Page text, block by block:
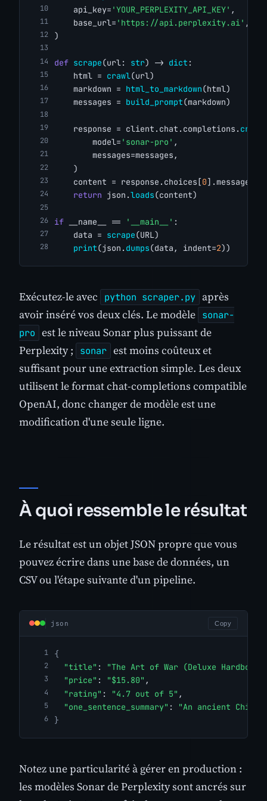
    api_key=
'YOUR_PERPLEXITY_API_KEY' ,
    base_url=
'https://api.perplexity.ai' ,
)
def scrape(url: str) -> dict :
    html =
crawl(url)
    markdown =
html_to_markdown(html)
    messages =
build_prompt(markdown)
    response = client.chat.completions.
        model=
'sonar-pro' ,
        messages=messages,
    )
    content = response.choices[
0
return json.loads(content)
if __name__ == '__main__' :
    data =
scrape(URL)
print(json. dumps(data, indent=2))
Exécutez-le avec python scraper.py après
avoir inséré vos deux clés. Le modèle sonar-
pro est le niveau Sonar plus puissant de
Perplexity ;
sonar est moins coûteux et
suffisant pour une extraction simple. Les deux
utilisent le format chat-completions compatible
OpenAI, donc changer de modèle est une
modification d'une seule ligne.
À quoi ressemble le résultat
Le résultat est un objet JSON propre que vous
pouvez écrire dans une base de données, un
CSV ou l'étape suivante d'un pipeline.
json Copy
{
"title" :
"The Art of War (Deluxe
"price" : "$15.80" ,
"rating" : "4.7 out of 5" ,
"one_sentence_summary" :
"An ancient
}
Notez une particularité à gérer en production :
les modèles Sonar de Perplexity sont ancrés sur